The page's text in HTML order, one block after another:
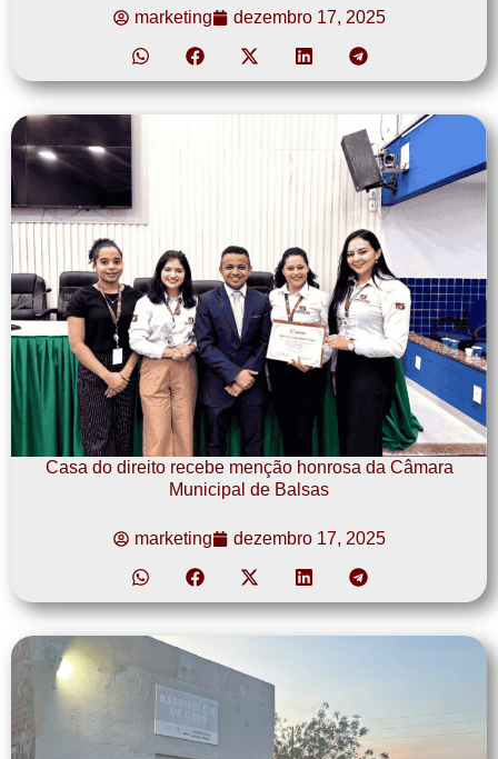
marketing dezembro 17, 2025
Casa do direito recebe menção honrosa da Câmara
Municipal de Balsas
marketing dezembro 17, 2025